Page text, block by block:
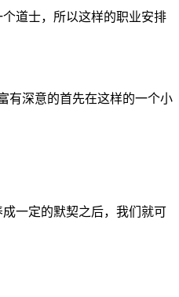
道士，所以这样的职业安排
有深意的首先在这样的一个小
一定的默契之后，我们就可